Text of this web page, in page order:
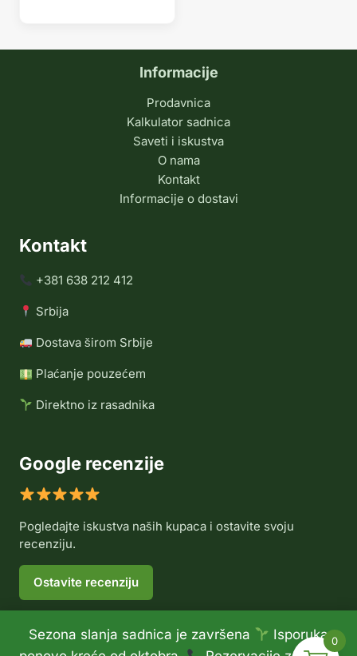
Sezona slanja sadnica je završena
Isporuka
Informacije
Prodavnica
Kalkulator sadnica
Saveti i iskustva
O nama
Kontakt
Informacije o dostavi
Kontakt
+381 638 212 412
Srbija
Dostava širom Srbije
Plaćanje pouzećem
Direktno iz rasadnika
Google recenzije
Pogledajte iskustva naših kupaca i ostavite svoju
recenziju.
Ostavite recenziju
0